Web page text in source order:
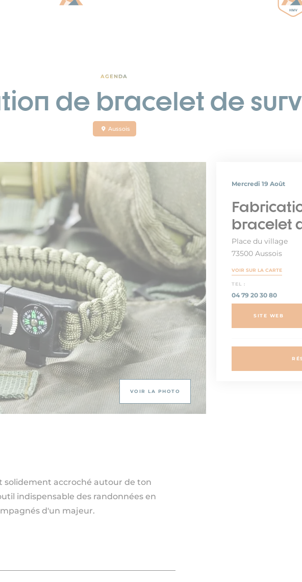
AGENDA
de bracelet de
Aussois
VOIR LA PHOTO
solidement accroché autour de ton
indispensable des randonnées en
d'un majeur.
Mercredi 19 Août
bracelet
Place du village
73500 Aussois
VOIR SUR LA CARTE
TEL :
04 79 20 30 80
SITE WEB